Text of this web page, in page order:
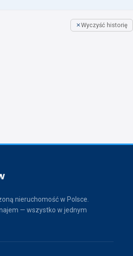
Wyczyść historię
nieruchomość w Polsce.
— wszystko w jednym